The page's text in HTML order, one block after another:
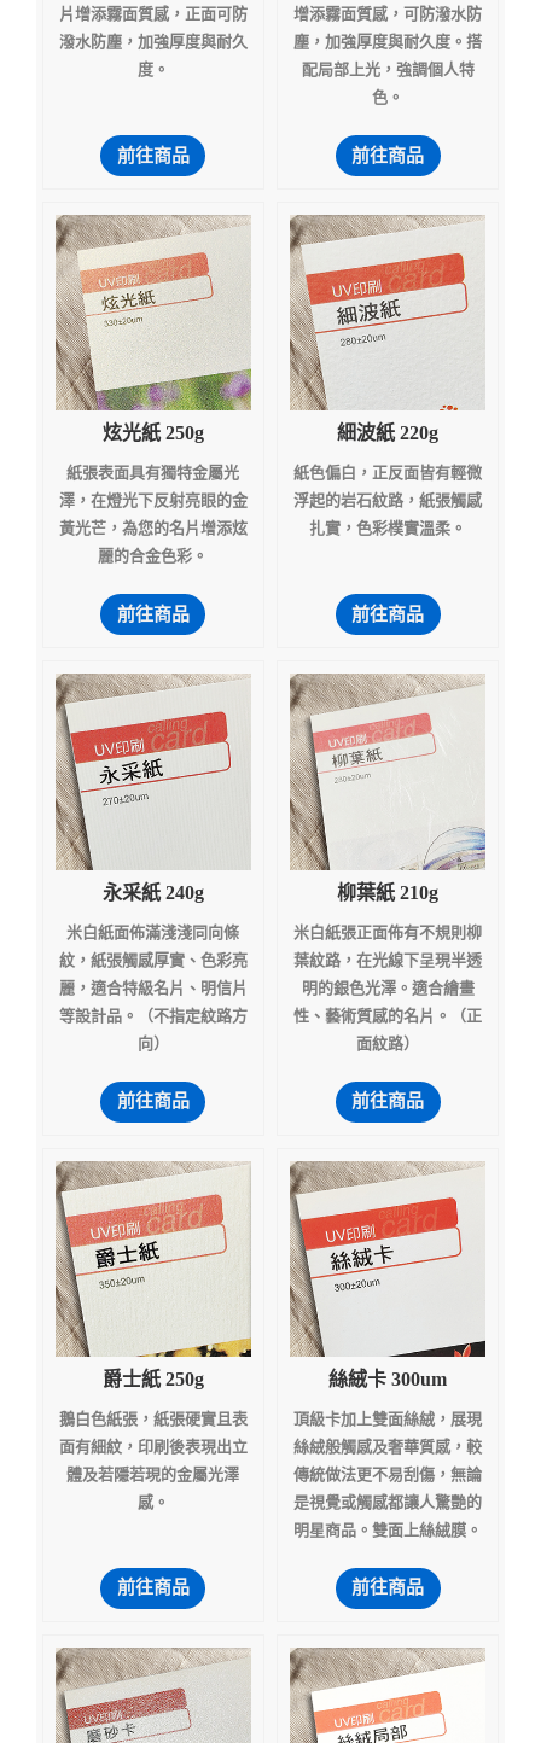
片增添霧面質感，正面可防
潑水防塵，加強厚度與耐久
度。
前往商品
增添霧面質感，可防潑水防
塵，加強厚度與耐久度。搭
配局部上光，強調個人特
色。
前往商品
炫光紙 250g
紙張表面具有獨特金屬光
澤，在燈光下反射亮眼的金
黃光芒，為您的名片增添炫
麗的合金色彩。
前往商品
細波紙 220g
紙色偏白，正反面皆有輕微
浮起的岩石紋路，紙張觸感
扎實，色彩樸實溫柔。
前往商品
永采紙 240g
米白紙面佈滿淺淺同向條
紋，紙張觸感厚實、色彩亮
麗，適合特級名片、明信片
等設計品。（不指定紋路方
向）
前往商品
柳葉紙 210g
米白紙張正面佈有不規則柳
葉紋路，在光線下呈現半透
明的銀色光澤。適合繪畫
性、藝術質感的名片。（正
面紋路）
前往商品
爵士紙 250g
鵝白色紙張，紙張硬實且表
面有細紋，印刷後表現出立
體及若隱若現的金屬光澤
感。
前往商品
絲絨卡 300um
頂級卡加上雙面絲絨，展現
絲絨般觸感及奢華質感，較
傳統做法更不易刮傷，無論
是視覺或觸感都讓人驚艷的
明星商品。雙面上絲絨膜。
前往商品